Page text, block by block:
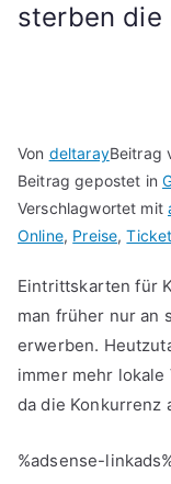
sterben die
Von deltarayBeitrag
Beitrag gepostet in
Verschlagwortet mit
Online, Preise,
Eintrittskarten für
man früher nur an
erwerben.
immer mehr
da die Konkurrenz
%adsense-